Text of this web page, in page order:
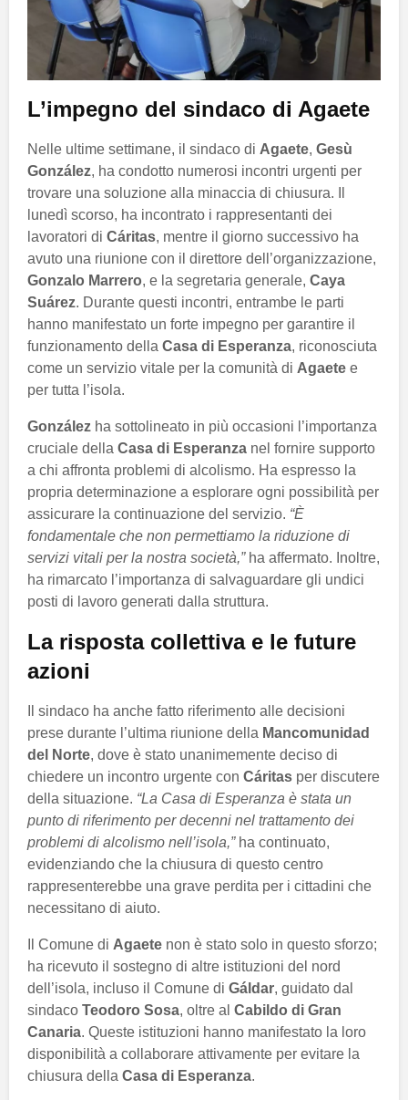
L’impegno del sindaco di Agaete
Nelle ultime settimane, il sindaco di Agaete, Gesù
González, ha condotto numerosi incontri urgenti per
trovare una soluzione alla minaccia di chiusura. Il
lunedì scorso, ha incontrato i rappresentanti dei
lavoratori di Cáritas, mentre il giorno successivo ha
avuto una riunione con il direttore dell’organizzazione,
Gonzalo Marrero, e la segretaria generale, Caya
Suárez. Durante questi incontri, entrambe le parti
hanno manifestato un forte impegno per garantire il
funzionamento della Casa di Esperanza, riconosciuta
come un servizio vitale per la comunità di Agaete e
per tutta l’isola.
González ha sottolineato in più occasioni l’importanza
cruciale della Casa di Esperanza nel fornire supporto
a chi affronta problemi di alcolismo. Ha espresso la
propria determinazione a esplorare ogni possibilità per
assicurare la continuazione del servizio. “È
fondamentale che non permettiamo la riduzione di
servizi vitali per la nostra società,”ha affermato. Inoltre,
ha rimarcato l’importanza di salvaguardare gli undici
posti di lavoro generati dalla struttura.
La risposta collettiva e le future
azioni
Il sindaco ha anche fatto riferimento alle decisioni
prese durante l’ultima riunione della Mancomunidad
del Norte, dove è stato unanimemente deciso di
chiedere un incontro urgente con Cáritas per discutere
della situazione. “La Casa di Esperanza è stata un
punto di riferimento per decenni nel trattamento dei
problemi di alcolismo nell’isola,”ha continuato,
evidenziando che la chiusura di questo centro
rappresenterebbe una grave perdita per i cittadini che
necessitano di aiuto.
Il Comune di Agaete non è stato solo in questo sforzo;
ha ricevuto il sostegno di altre istituzioni del nord
dell’isola, incluso il Comune di Gáldar, guidato dal
sindaco Teodoro Sosa, oltre al Cabildo di Gran
Canaria. Queste istituzioni hanno manifestato la loro
disponibilità a collaborare attivamente per evitare la
chiusura della Casa di Esperanza.